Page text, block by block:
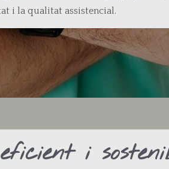
i la qualitat assistencial.
i